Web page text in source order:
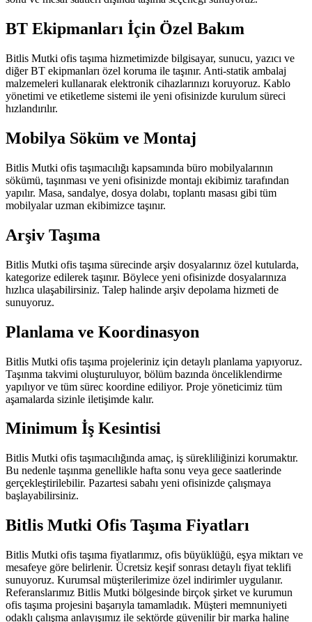
BT Ekipmanları İçin Özel Bakım
Bitlis Mutki ofis taşıma hizmetimizde bilgisayar, sunucu, yazıcı ve
diğer BT ekipmanları özel koruma ile taşınır. Anti-statik ambalaj
malzemeleri kullanarak elektronik cihazlarınızı koruyoruz. Kablo
yönetimi ve etiketleme sistemi ile yeni ofisinizde kurulum süreci
hızlandırılır.
Mobilya Söküm ve Montaj
Bitlis Mutki ofis taşımacılığı kapsamında büro mobilyalarının
sökümü, taşınması ve yeni ofisinizde montajı ekibimiz tarafından
yapılır. Masa, sandalye, dosya dolabı, toplantı masası gibi tüm
mobilyalar uzman ekibimizce taşınır.
Arşiv Taşıma
Bitlis Mutki ofis taşıma sürecinde arşiv dosyalarınız özel kutularda,
kategorize edilerek taşınır. Böylece yeni ofisinizde dosyalarınıza
hızlıca ulaşabilirsiniz. Talep halinde arşiv depolama hizmeti de
sunuyoruz.
Planlama ve Koordinasyon
Bitlis Mutki ofis taşıma projeleriniz için detaylı planlama yapıyoruz.
Taşınma takvimi oluşturuluyor, bölüm bazında önceliklendirme
yapılıyor ve tüm sürec koordine ediliyor. Proje yöneticimiz tüm
aşamalarda sizinle iletişimde kalır.
Minimum İş Kesintisi
Bitlis Mutki ofis taşımacılığında amaç, iş sürekliliğinizi korumaktır.
Bu nedenle taşınma genellikle hafta sonu veya gece saatlerinde
gerçekleştirilebilir. Pazartesi sabahı yeni ofisinizde çalışmaya
başlayabilirsiniz.
Bitlis Mutki Ofis Taşıma Fiyatları
Bitlis Mutki ofis taşıma fiyatlarımız, ofis büyüklüğü, eşya miktarı ve
mesafeye göre belirlenir. Ücretsiz keşif sonrası detaylı fiyat teklifi
sunuyoruz. Kurumsal müşterilerimize özel indirimler uygulanır.
Referanslarımız Bitlis Mutki bölgesinde birçok şirket ve kurumun
ofis taşıma projesini başarıyla tamamladık. Müşteri memnuniyeti
odaklı çalışma anlayışımız ile sektörde güvenilir bir marka haline